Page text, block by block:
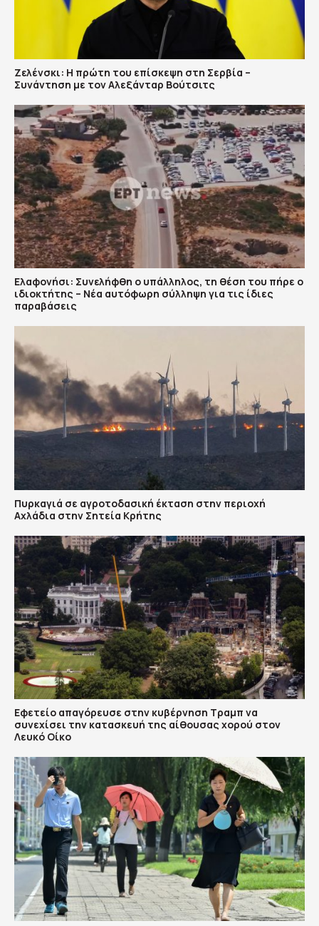
Ζελένσκι: Η πρώτη του επίσκεψη στη Σερβία –
Συνάντηση με τον Αλεξάνταρ Βούτσιτς
Ελαφονήσι: Συνελήφθη ο υπάλληλος, τη θέση του πήρε ο
ιδιοκτήτης – Νέα αυτόφωρη σύλληψη για τις ίδιες
παραβάσεις
Πυρκαγιά σε αγροτοδασική έκταση στην περιοχή
Αχλάδια στην Σητεία Κρήτης
Εφετείο απαγόρευσε στην κυβέρνηση Τραμπ να
συνεχίσει την κατασκευή της αίθουσας χορού στον
Λευκό Οίκο